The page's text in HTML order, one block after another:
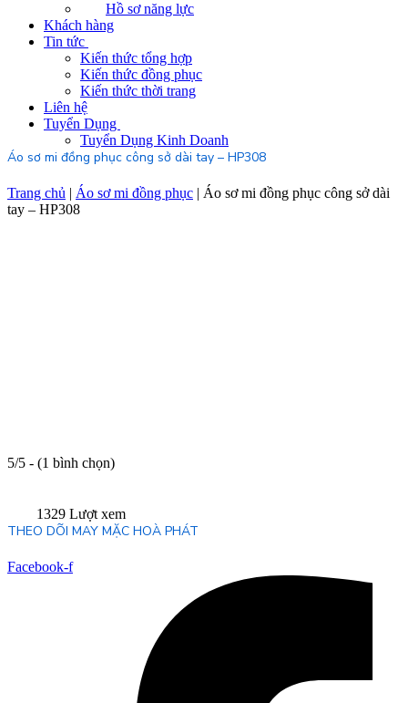
Hồ sơ năng lực
Khách hàng
Tin tức
Kiến thức tổng hợp
Kiến thức đồng phục
Kiến thức thời trang
Liên hệ
Tuyển Dụng
Tuyển Dụng Kinh Doanh
Áo sơ mi đồng phục công sở dài tay – HP308
Trang chủ | Áo sơ mi đồng phục | Áo sơ mi đồng phục công sở dài
tay – HP308
5/5 - (1 bình chọn)
1329 Lượt xem
THEO DÕI MAY MẶC HOÀ PHÁT
Facebook-f